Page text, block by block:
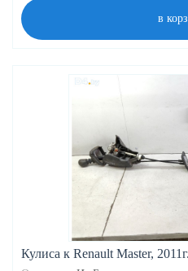
в
Кулиса к Renault Master, 2011г.